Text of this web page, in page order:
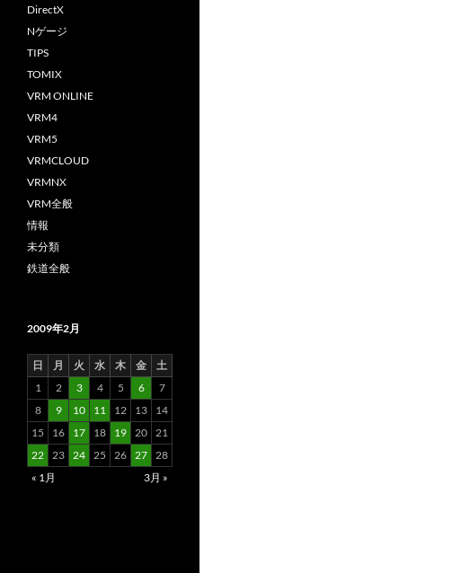
DirectX
Nゲージ
TIPS
TOMIX
VRM ONLINE
VRM4
VRM5
VRMCLOUD
VRMNX
VRM全般
情報
未分類
鉄道全般
2009年2月
日 月 火 水 木 金
土
1
2 3 4 5 6
7
8
9 10 11 12 13
14
15
16 17 18 19 20 21
22 23 24 25 26 27 28
« 1月
3月 »